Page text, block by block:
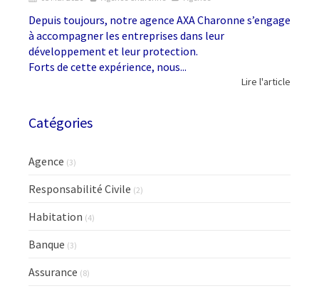
Depuis toujours, notre agence AXA Charonne s’engage
à accompagner les entreprises dans leur
développement et leur protection.
Forts de cette expérience, nous...
Lire l'article
Catégories
Agence (3)
Responsabilité Civile (2)
Habitation (4)
Banque (3)
Assurance (8)